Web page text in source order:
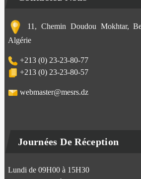
11, Chemin Doudou Mokhtar,
Algérie
+213 (0) 23-23-80-77
+213 (0) 23-23-80-57
webmaster@mesrs.dz
Journées De Réception
Lundi de 09H00 à 15H30